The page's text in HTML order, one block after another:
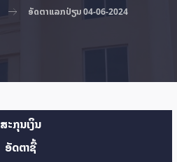
ອັດ​ຕາ​ແລກ​ປ່ຽນ 04-06-2024
ສະກຸນເງິນ
ອັດຕາຊື້